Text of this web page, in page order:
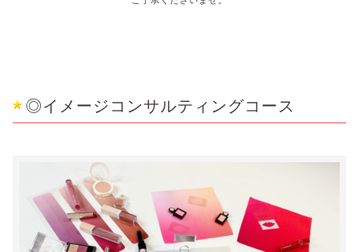
◎イメージコンサルティングコース